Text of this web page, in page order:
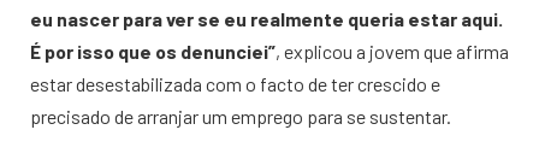
eu nascer para ver se eu realmente queria estar aqui.
É por isso que os denunciei”, explicou a jovem que afirma
estar desestabilizada com o facto de ter crescido e
precisado de arranjar um emprego para se sustentar.